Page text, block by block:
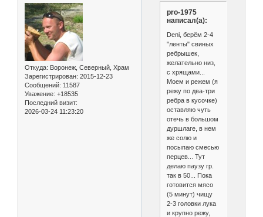
Откуда: Воронеж, Северный, Храм
Зарегистрирован: 2015-12-23
Сообщений: 11587
Уважение: +18535
Последний визит:
2026-03-24 11:23:20
pro-1975
написал(а):
Deni, берём 2-4
"ленты" свиных
ребрышек,
желательно низ,
с хрящами...
Моем и режем (я
режу по два-три
ребра в кусочке)
оставляю чуть
отечь в большом
дуршлаге, в нем
же солю и
посыпаю смесью
перцев... Тут
делаю паузу гр.
так в 50... Пока
готовится мясо
(5 минут) чищу
2-3 головки лука
и крупно режу,